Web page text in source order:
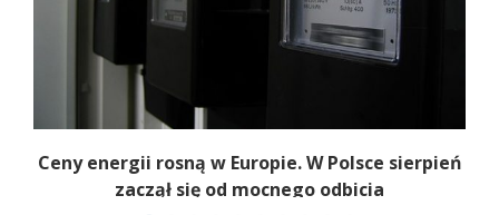
Ceny energii rosną w Europie. W Polsce sierpień
zaczął się od mocnego odbicia